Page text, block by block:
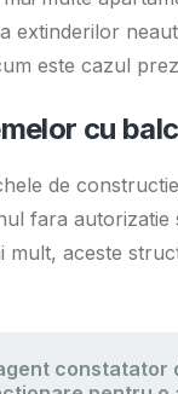
extinderilor
este cazul
cu
de
fara
mult, aceste
constatator